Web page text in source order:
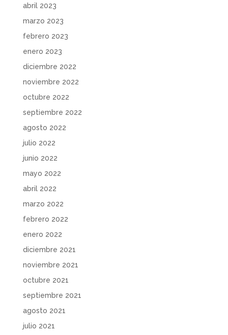
abril 2023
marzo 2023
febrero 2023
enero 2023
diciembre 2022
noviembre 2022
octubre 2022
septiembre 2022
agosto 2022
julio 2022
junio 2022
mayo 2022
abril 2022
marzo 2022
febrero 2022
enero 2022
diciembre 2021
noviembre 2021
octubre 2021
septiembre 2021
agosto 2021
julio 2021